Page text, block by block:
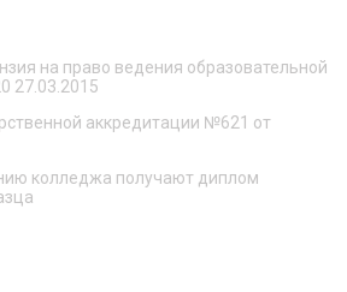
на право ведения образовательной
27.03.2015
аккредитации №621 от
колледжа получают диплом